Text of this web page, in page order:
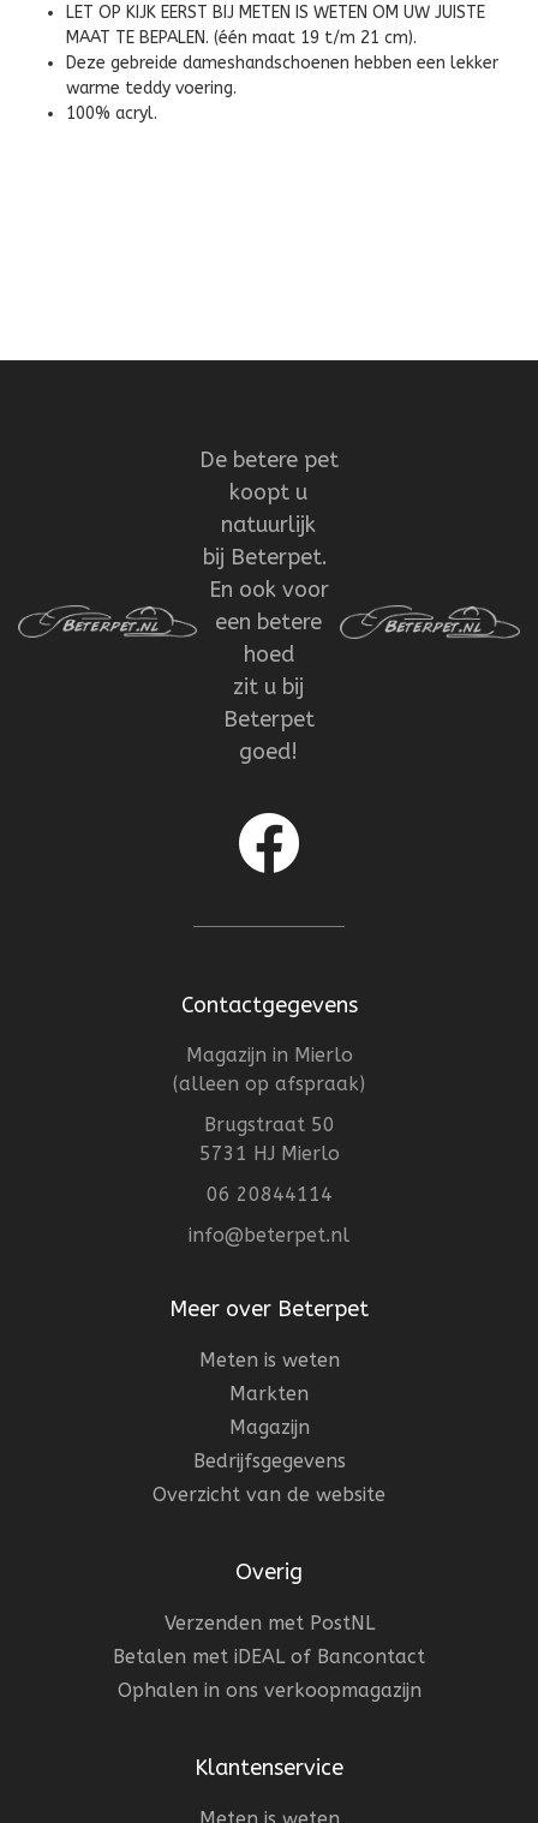
LET OP KIJK EERST BIJ METEN IS WETEN OM UW JUISTE
MAAT TE BEPALEN. (één maat 19 t/m 21 cm).
Deze gebreide dameshandschoenen hebben een lekker
warme teddy voering.
100% acryl.
De betere pet
koopt u
natuurlijk
bij Beterpet.
En ook voor
een betere
hoed
zit u bij
Beterpet
goed!
Contactgegevens
Magazijn in Mierlo
(alleen op afspraak)
Brugstraat 50
5731 HJ Mierlo
06 20844114
info@beterpet.nl
Meer over Beterpet
Meten is weten
Markten
Magazijn
Bedrijfsgegevens
Overzicht van de website
Overig
Verzenden met PostNL
Betalen met iDEAL of Bancontact
Ophalen in ons verkoopmagazijn
Klantenservice
Meten is weten